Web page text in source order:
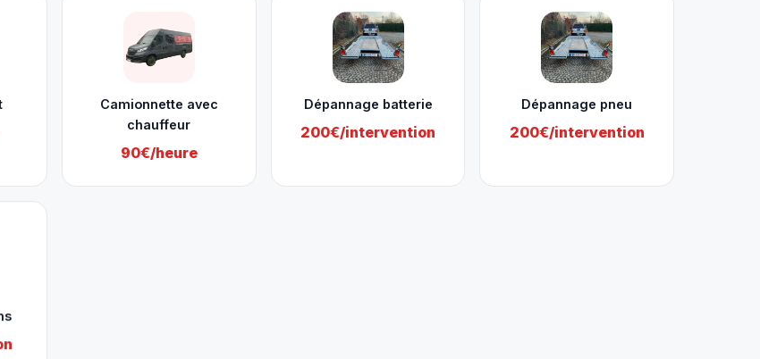
Camionnette avec
chauffeur
90€/heure
Dépannage batterie
200€/intervention
Dépannage pneu
200€/intervention